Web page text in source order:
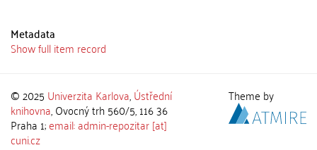
Metadata
Show full item record
© 2025 Univerzita Karlova,Ústřední
knihovna, Ovocný trh 560/5, 116 36
Praha 1;email: admin-repozitar [at]
cuni.cz
Theme by